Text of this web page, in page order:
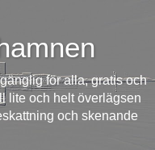
för alla, gratis och
lite och helt överlägsen
och skenande